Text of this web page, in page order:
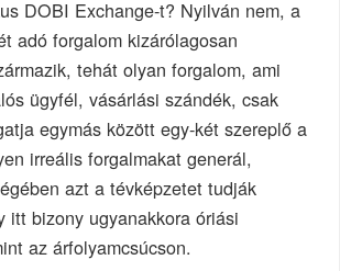
DOBI Exchange-t? Nyilván nem, a
adó forgalom kizárólagosan
tehát olyan forgalom, ami
ügyfél, vásárlási szándék, csak
egymás között egy-két szereplő a
irreális forgalmakat generál,
azt a tévképzetet tudják
itt bizony ugyanakkora óriási
az árfolyamcsúcson.